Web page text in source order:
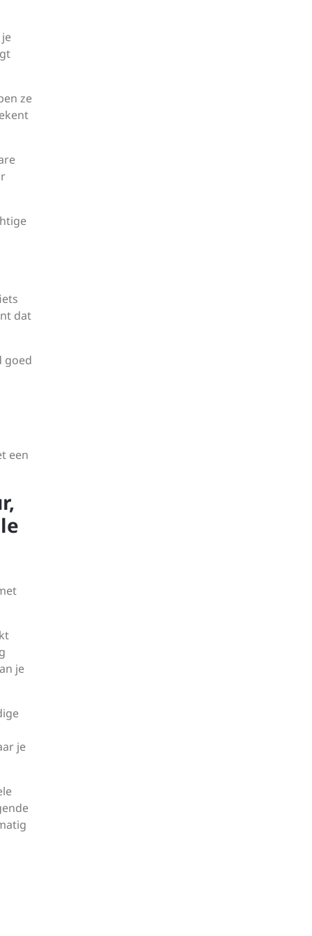
ze
dat
goed
een
je
je